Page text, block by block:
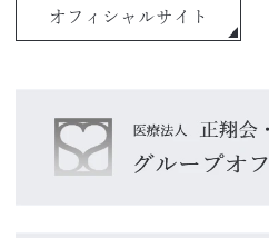
オフィシャルサイト